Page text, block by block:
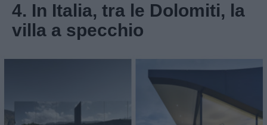
4. In Italia, tra le Dolomiti, la
villa a specchio